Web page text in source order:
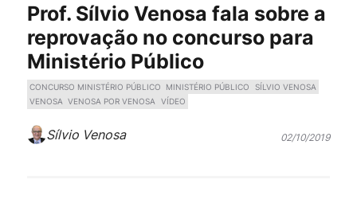
Prof. Sílvio Venosa fala sobre a
reprovação no concurso para
Ministério Público
CONCURSO MINISTÉRIO PÚBLICO MINISTÉRIO PÚBLICO
SÍLVIO VENOSA
VENOSA VENOSA POR VENOSA VÍDEO
Sílvio Venosa 02/10/2019